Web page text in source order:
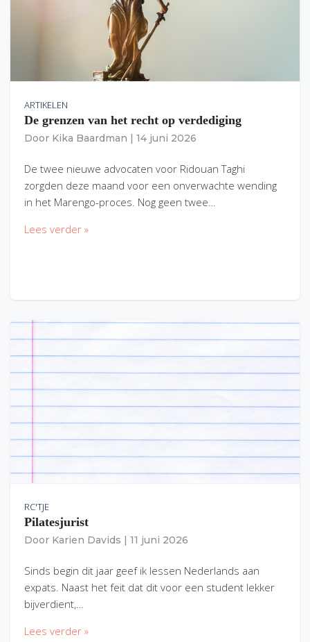
ARTIKELEN
De grenzen van het recht op verdediging
Door Kika Baardman 14 juni 2026
De twee nieuwe advocaten voor Ridouan Taghi
zorgden deze maand voor een onverwachte wending
in het Marengo-proces. Nog geen twee…
Lees verder »
RC'TJE
Pilatesjurist
Door Karien Davids 11 juni 2026
Sinds begin dit jaar geef ik lessen Nederlands aan
expats. Naast het feit dat dit voor een student lekker
bijverdient,…
Lees verder »